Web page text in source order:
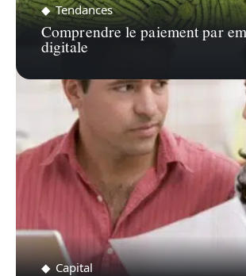
Tendances
Comprendre le paiement par
digitale
Capital